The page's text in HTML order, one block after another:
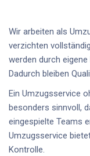
Wir arbeiten als
verzichten
werden durch
Dadurch bleiben
Ein Umzugsservice
besonders sinnvoll,
eingespielte Teams
Umzugsservice
Kontrolle.